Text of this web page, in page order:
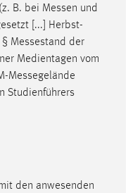
B. bei Messen und
[...] Herbst-
Messestand der
Medientagen vom
Messegelände
Studienführers
den anwesenden